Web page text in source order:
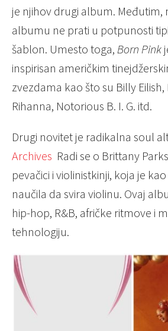
je njihov drugi album. Međutim,
albumu ne prati u potpunosti
šablon. Umesto toga, Born Pink
inspirisan američkim
zvezdama kao što su Billy Eilish,
Rihanna, Notorious B. I. G. itd.
Drugi novitet je radikalna soul
Archives Radi se o Brittany
pevačici i violinistkinji, koja je
naučila da svira violinu. Ovaj
hip-hop, R&B, afričke ritmove i
tehnologiju.